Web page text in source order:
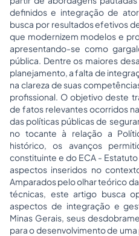
definidos e integração de
busca por resultados efetivos
que modernizem modelos e
apresentando-se como
pública. Dentre os maiores
planejamento, a falta de
na clareza de suas
profissional. O objetivo deste
de fatos relevantes ocorridos
das políticas públicas de
no tocante à relação a
histórico, os avanços
constituinte e do ECA -
aspectos inseridos no
Amparados pelo olhar teórico
técnicas, este artigo busca
aspectos de integração e
Minas Gerais, seus
para o desenvolvimento de